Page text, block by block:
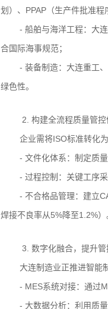
划）、PPAP（生产件批准
- 船舶与海洋工程：大
合国际海事规范；
- 装备制造：大连重工
绿色性。
2. 构建全流程质量管
企业需将ISO标准转化
- 文件化体系：制定质
- 过程控制：关键工序
- 不合格品管理：建立
焊接不良率从5%降至1.2%）
3. 数字化融合，提升
大连制造业正推进智能
- MES系统对接：通过
- 大数据分析：利用质